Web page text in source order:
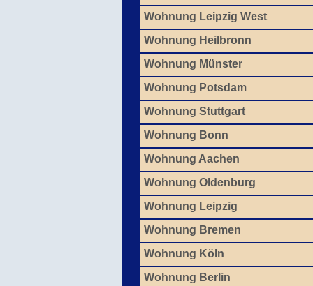
Wohnung Leipzig West
Wohnung Heilbronn
Wohnung Münster
Wohnung Potsdam
Wohnung Stuttgart
Wohnung Bonn
Wohnung Aachen
Wohnung Oldenburg
Wohnung Leipzig
Wohnung Bremen
Wohnung Köln
Wohnung Berlin